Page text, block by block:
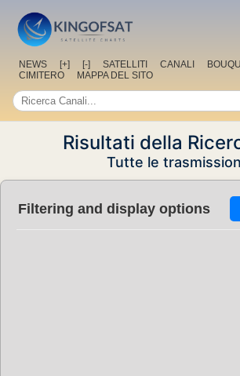
NEWS [+] [-] SATELLITI CANALI
CIMITERO
MAPPA DEL SITO
Risultati della
Tutte le
Filtering and display options